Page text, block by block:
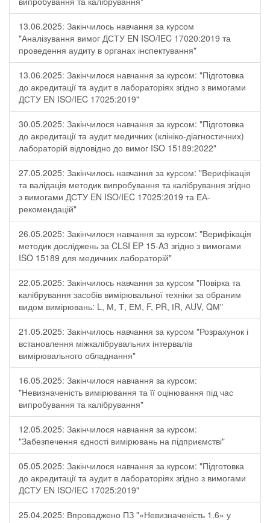
13.06.2025: Закінчилось навчання за курсом
"Аналізування вимог ДСТУ EN ISO/IEC 17020:2019 та
проведення аудиту в органах інспектування"
13.06.2025: Закінчилося навчання за курсом: "Підготовка
до акредитації та аудит в лабораторіях згідно з вимогами
ДСТУ EN ISO/IEC 17025:2019"
30.05.2025: Закінчилося навчання за курсом: "Підготовка
до акредитації та аудит медичних (клініко-діагностичних)
лабораторій відповідно до вимог ISO 15189:2022"
27.05.2025: Закінчилось навчання за курсом: "Верифікація
та валідація методик випробування та калібрування згідно
з вимогами ДСТУ EN ISO/IEC 17025:2019 та ЕА-
рекомендацій"
26.05.2025: Закінчилося навчання за курсом: "Верифікація
методик досліджень за CLSI EP 15-A3 згідно з вимогами
ISO 15189 для медичних лабораторій"
22.05.2025: Закінчилось навчання за курсом "Повірка та
калібрування засобів вимірювальної техніки за обраним
видом вимірювань: L, М, Т, ЕМ, F, РR, ІR, АUV, QМ"
21.05.2025: Закінчилось навчання за курсом "Розрахунок і
встановлення міжкалібрувальних інтервалів
вимірювального обладнання"
16.05.2025: Закінчилося навчання за курсом:
"Невизначеність вимірювання та її оцінювання під час
випробування та калібрування"
12.05.2025: Закінчилося навчання за курсом:
"Забезпечення єдності вимірювань на підприємстві"
05.05.2025: Закінчилося навчання за курсом: "Підготовка
до акредитації та аудит в лабораторіях згідно з вимогами
ДСТУ EN ISO/IEC 17025:2019"
25.04.2025: Впроваджено ПЗ "«Невизначеність 1.6» у